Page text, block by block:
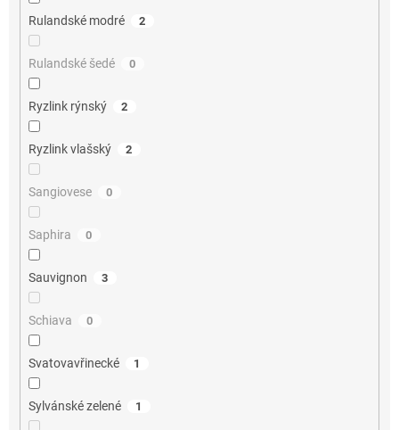
Rulandské modré 2
Rulandské šedé 0
Ryzlink rýnský 2
Ryzlink vlašský 2
Sangiovese 0
Saphira 0
Sauvignon 3
Schiava 0
Svatovavřinecké 1
Sylvánské zelené 1